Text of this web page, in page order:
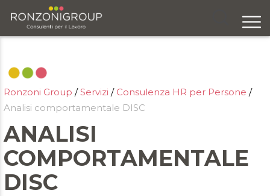
Servizi
Formazione
Eventi
Ricerca e selezione
Responsabilità sociale
Ronzoni Group /Servizi / Consulenza HR per Persone /
Analisi comportamentale DISC
ANALISI
COMPORTAMENTALE
DISC